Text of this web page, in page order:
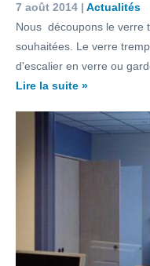
7 août 2014 | Actualités
Nous découpons le verre
souhaitées. Le verre
d'escalier en verre ou
Lire la suite »